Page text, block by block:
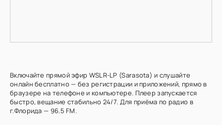
Включайте прямой эфир WSLR-LP (Sarasota) и слушайте
онлайн бесплатно — без регистрации и приложений, прямо в
браузере на телефоне и компьютере. Плеер запускается
быстро, вещание стабильно 24/7. Для приёма по радио в
г.Флорида — 96.5 FM.